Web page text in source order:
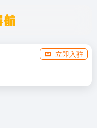
立即入驻